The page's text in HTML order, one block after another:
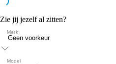
Zie jij jezelf al zitten?
Merk
Model